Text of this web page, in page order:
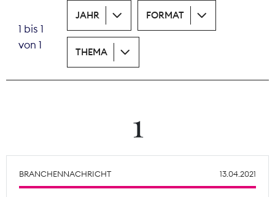
Recht
Tarifpolitik
Theodor-Wolff-Preis
Mitgliederbereich
1 bis 1
von 1
JAHR FORMAT
THEMA
1
BRANCHENNACHRICHT 13.04.2021